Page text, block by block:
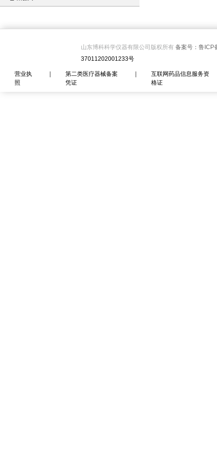
山东博科科学仪器有限公司版权所有备案号：鲁
37011202001233号
营业执
照
第二类医疗器械备案
凭证
互联网药品信息服务资
格证